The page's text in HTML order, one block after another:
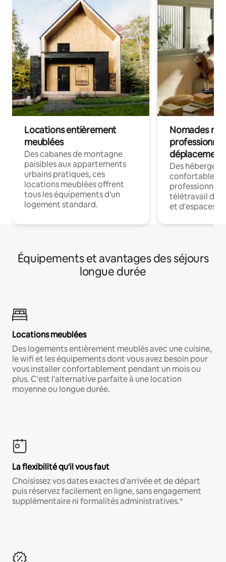
Locations entièrement
meublées
Des cabanes de montagne
paisibles aux appartements
urbains pratiques, ces
locations meublées offrent
tous les équipements d'un
logement standard.
Nomades
déplacement
Des
confortables
professionnels
télétravail
et d'espaces
Équipements et avantages des séjours
longue durée
Locations meublées
Des logements entièrement meublés avec une cuisine,
le wifi et les équipements dont vous avez besoin pour
vous installer confortablement pendant un mois ou
plus. C'est l'alternative parfaite à une location
moyenne ou longue durée.
La flexibilité qu'il vous faut
Choisissez vos dates exactes d'arrivée et de départ
puis réservez facilement en ligne, sans engagement
supplémentaire ni formalités administratives.*